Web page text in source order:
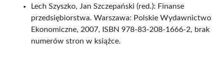
Lech Szyszko, Jan Szczepański (red.): Finanse
przedsiębiorstwa. Warszawa: Polskie Wydawnictwo
Ekonomiczne, 2007, ISBN 978-83-208-1666-2, brak
numerów stron w książce.